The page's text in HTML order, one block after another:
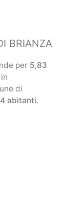
BRIANZA
per 5,83
di
abitanti.